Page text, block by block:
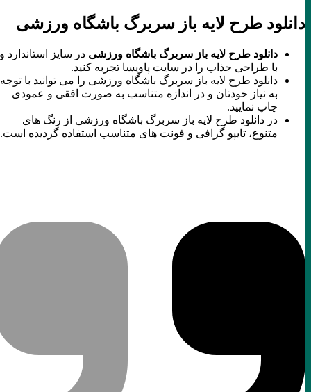
دانلود طرح لایه باز سربرگ باشگاه ورزشی
دانلود طرح لایه باز سربرگ باشگاه ورزشی در سایز استاندارد و
با طراحی جذاب را در سایت پاویسا تجربه کنید.
دانلود طرح لایه باز سربرگ باشگاه ورزشی را می توانید با توجه
به نیاز خودتان و در اندازه متناسب به صورت افقی و عمودی
چاپ نمایید.
در دانلود طرح لایه باز سربرگ باشگاه ورزشی از رنگ های
متنوع، تایپو گرافی و فونت های متناسب استفاده گردیده است.